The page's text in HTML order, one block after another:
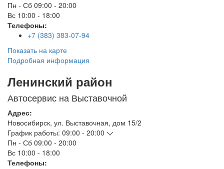
Пн - Сб 09:00 - 20:00
Вс 10:00 - 18:00
Телефоны:
+7 (383) 383-07-94
Показать на карте
Подробная информация
Ленинский район
Автосервис на Выставочной
Адрес:
Новосибирск, ул. Выставочная, дом 15/2
График работы: 09:00 - 20:00
Пн - Сб 09:00 - 20:00
Вс 10:00 - 18:00
Телефоны: